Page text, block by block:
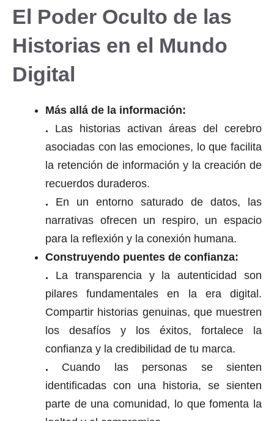
El Poder Oculto de las
Historias en el Mundo
Digital
Más allá de la información:
. Las historias activan áreas del cerebro
asociadas con las emociones, lo que facilita
la retención de información y la creación de
recuerdos duraderos.
. En un entorno saturado de datos, las
narrativas ofrecen un respiro, un espacio
para la reflexión y la conexión humana.
Construyendo puentes de confianza:
. La transparencia y la autenticidad son
pilares fundamentales en la era digital.
Compartir historias genuinas, que muestren
los desafíos y los éxitos, fortalece la
confianza y la credibilidad de tu marca.
. Cuando las personas se sienten
identificadas con una historia, se sienten
parte de una comunidad, lo que fomenta la